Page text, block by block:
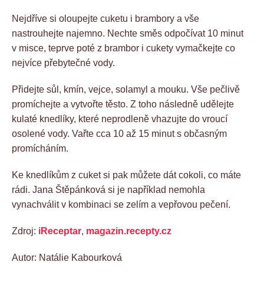
Nejdříve si oloupejte cuketu i brambory a vše
nastrouhejte najemno. Nechte směs odpočívat 10 minut
v misce, teprve poté z brambor i cukety vymačkejte co
nejvíce přebytečné vody.
Přidejte sůl, kmín, vejce, solamyl a mouku. Vše pečlivě
promíchejte a vytvořte těsto. Z toho následně udělejte
kulaté knedlíky, které neprodleně vhazujte do vroucí
osolené vody. Vařte cca 10 až 15 minut s občasným
promícháním.
Ke knedlíkům z cuket si pak můžete dát cokoli, co máte
rádi. Jana Štěpánková si je například nemohla
vynachválit v kombinaci se zelím a vepřovou pečení.
Zdroj: iReceptar, magazin.recepty.cz
Autor: Natálie Kabourková